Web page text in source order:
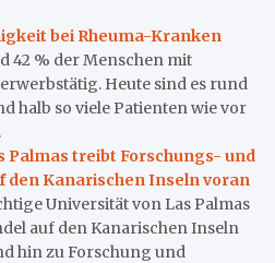
bei Rheuma-Kranken
42 % der Menschen mit
Heute sind es rund
halb so viele Patienten wie vor
Palmas treibt Forschungs- und
den Kanarischen Inseln voran
Universität von Las Palmas
auf den Kanarischen Inseln
hin zu Forschung und